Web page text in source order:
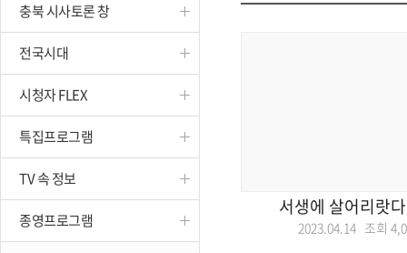
충북 시사토론 창
전국시대
시청자 FLEX
특집프로그램
TV 속 정보
종영프로그램
서생에 살어리랏
2023.04.14 조회